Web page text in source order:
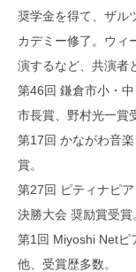
奨学金を得て、ザル
カデミー修了。ウィ
演するなど、共演者
第46回 鎌倉市小・
市長賞、野村光一賞
第17回 かながわ音
賞。
第27回 ピティナピ
決勝大会 奨励賞受賞
第1回 Miyoshi Netピ
他、受賞歴多数。